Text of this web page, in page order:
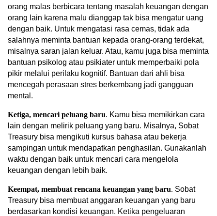
orang malas berbicara tentang masalah keuangan dengan
orang lain karena malu dianggap tak bisa mengatur uang
dengan baik. Untuk mengatasi rasa cemas, tidak ada
salahnya meminta bantuan kepada orang-orang terdekat,
misalnya saran jalan keluar. Atau, kamu juga bisa meminta
bantuan psikolog atau psikiater untuk memperbaiki pola
pikir melalui perilaku kognitif. Bantuan dari ahli bisa
mencegah perasaan stres berkembang jadi gangguan
mental.
Ketiga, mencari peluang baru. Kamu bisa memikirkan cara
lain dengan melirik peluang yang baru. Misalnya, Sobat
Treasury bisa mengikuti kursus bahasa atau bekerja
sampingan untuk mendapatkan penghasilan. Gunakanlah
waktu dengan baik untuk mencari cara mengelola
keuangan dengan lebih baik.
Keempat, membuat rencana keuangan yang baru. Sobat
Treasury bisa membuat anggaran keuangan yang baru
berdasarkan kondisi keuangan. Ketika pengeluaran